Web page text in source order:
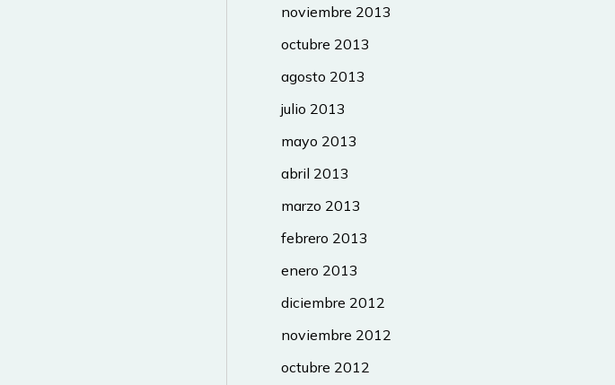
noviembre 2013
octubre 2013
agosto 2013
julio 2013
mayo 2013
abril 2013
marzo 2013
febrero 2013
enero 2013
diciembre 2012
noviembre 2012
octubre 2012